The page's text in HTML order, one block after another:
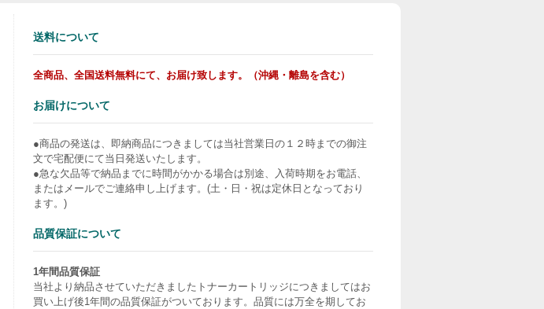
送料について
全商品、全国送料無料にて、お届け致します。（沖縄・離島を含む）
お届けについて
●商品の発送は、即納商品につきましては当社営業日の１２時までの御注
文で宅配便にて当日発送いたします。
●急な欠品等で納品までに時間がかかる場合は別途、入荷時期をお電話、
またはメールでご連絡申し上げます。(土・日・祝は定休日となっており
ます。)
品質保証について
1年間品質保証
当社より納品させていただきましたトナーカートリッジにつきましてはお
買い上げ後1年間の品質保証がついております。品質には万全を期してお